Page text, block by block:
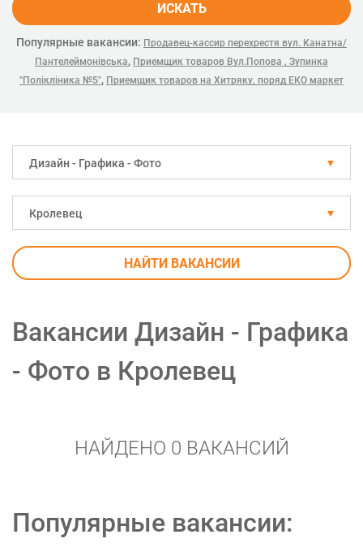
ИСКАТЬ
Популярные вакансии: Продавец-кассир перехрестя вул. Канатна/
Пантелеймонівська, Приемщик товаров Вул.Попова , Зупинка
"Полікліника №5", Приемщик товаров на Хитряку, поряд ЕКО маркет
Дизайн - Графика - Фото
Кролевец
НАЙТИ ВАКАНСИИ
Вакансии Дизайн - Графика
- Фото в Кролевец
НАЙДЕНО 0 ВАКАНСИЙ
Популярные вакансии: